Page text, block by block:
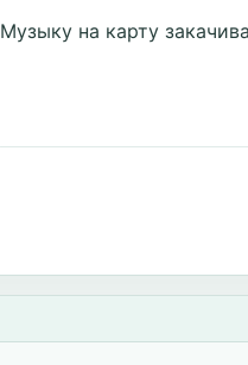
Музыку на карту